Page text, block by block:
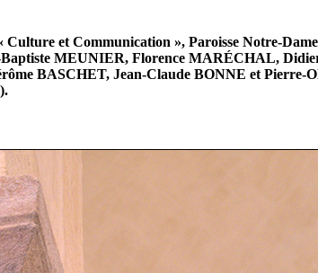
et Communication », Paroisse Notre-
MEUNIER, Florence MARÉCHAL,
BASCHET, Jean-Claude BONNE et